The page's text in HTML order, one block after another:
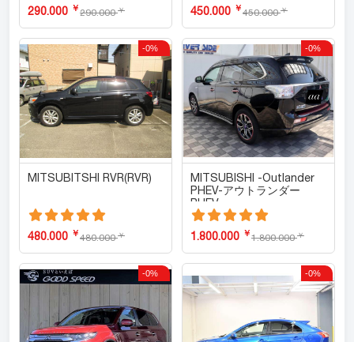
290.000￥
290.000 ￥ 450.000￥
450.000 ￥
-0%
MITSUBITSHI RVR(RVR)
480.000￥
480.000 ￥
-0%
MITSUBISHI -Outlander
PHEV-アウトランダー
PHEV
1.800.000￥
1.800.000 ￥
-0% -0%